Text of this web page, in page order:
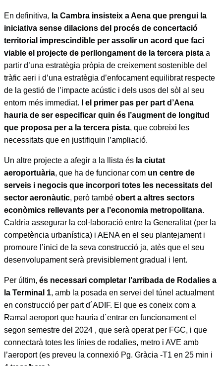
En definitiva, la Cambra insisteix a Aena que prengui la
iniciativa sense dilacions del procés de concertació
territorial imprescindible per assolir un acord que faci
viable el projecte de perllongament de la tercera pista a
partir d’una estratègia pròpia de creixement sostenible del
tràfic aeri i d’una estratègia d’enfocament equilibrat respecte
de la gestió de l’impacte acústic i dels usos del sòl al seu
entorn més immediat.
el primer pas per part d’Aena
hauria de ser especificar quin és l’augment de longitud
que proposa per a la tercera pista, que cobreixi les
necessitats que en justifiquin l’ampliació.
Un altre projecte a afegir a la llista és la ciutat
aeroportuària, que ha de funcionar com un centre de
serveis i negocis que incorpori totes les necessitats del
sector aeronàutic, però també obert a altres sectors
econòmics rellevants per a l’economia metropolitana.
Caldria assegurar la col·laboració entre la Generalitat (per la
competència urbanística) i AENA en el seu plantejament i
promoure l’inici de la seva construcció ja, atès que el seu
desenvolupament serà previsiblement gradual i lent.
Per últim, és necessari completar l’arribada de Rodalies a
la Terminal 1, amb la posada en servei del túnel actualment
en construcció per part d´ADIF. El que es coneix com a
Ramal aeroport que hauria d´entrar en funcionament el
segon semestre del 2024 , que serà operat per FGC, i que
connectarà totes les línies de rodalies, metro i AVE amb
l’aeroport (es preveu la connexió Pg. Gràcia -T1 en 25 min i